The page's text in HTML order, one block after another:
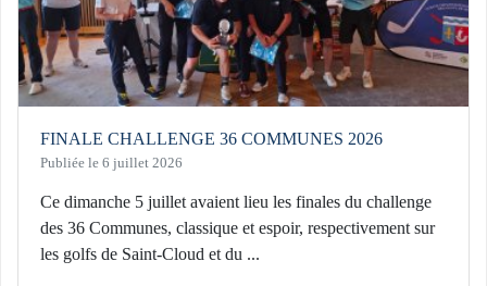
FINALE CHALLENGE 36 COMMUNES 2026
Publiée le 6 juillet 2026
Ce dimanche 5 juillet avaient lieu les finales du challenge
des 36 Communes, classique et espoir, respectivement sur
les golfs de Saint-Cloud et du ...